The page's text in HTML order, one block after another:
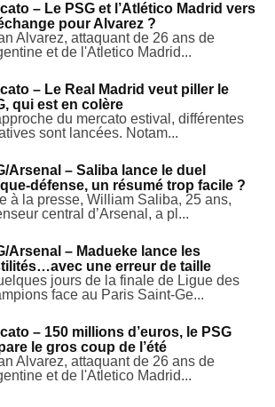
– Le PSG et l’Atlético Madrid vers
pour Alvarez ?
Alvarez, attaquant de 26 ans de
et de l'Atletico Madrid...
– Le Real Madrid veut piller le
qui est en colère
du mercato estival, différentes
sont lancées. Notam...
Arsenal – Saliba lance le duel
défense, un résumé trop facile ?
à la presse, William Saliba, 25 ans,
central d’Arsenal, a pl...
Arsenal – Madueke lance les
une erreur de taille
jours de la finale de Ligue des
face au Paris Saint-Ge...
– 150 millions d’euros, le PSG
le gros coup de l’été
Alvarez, attaquant de 26 ans de
et de l'Atletico Madrid...